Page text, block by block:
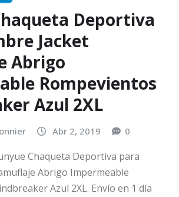
Deportiva
Jacket
Abrigo
Rompevientos
Azul 2XL
Abr 2, 2019 0
Chaqueta Deportiva para
Abrigo Impermeable
Azul 2XL. Envío en 1 día